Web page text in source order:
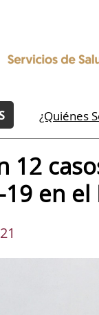
¿Quiénes
12
en el